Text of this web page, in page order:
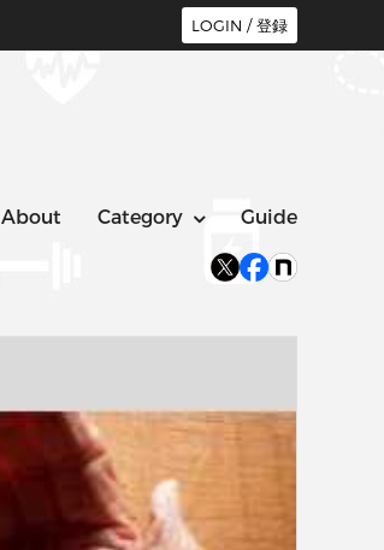
LOGIN / 登録
About Category Guide